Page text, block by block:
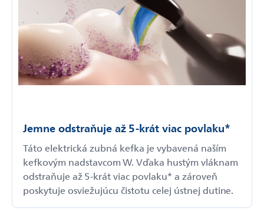
Jemne odstraňuje až 5-­krát viac povlaku*
Táto elektrická zubná kefka je vybavená naším
kefkovým nadstavcom W. Vďaka hustým vláknam
odstraňuje až 5-krát viac povlaku* a zároveň
poskytuje osviežujúcu čistotu celej ústnej dutine.